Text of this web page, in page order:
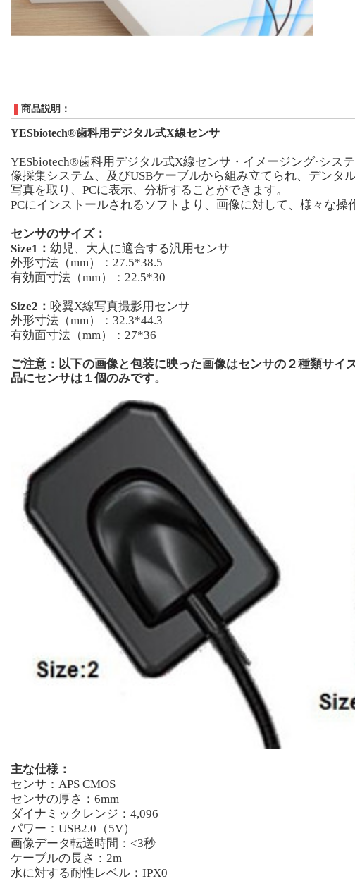
商品説明：
YESbiotech®歯科用デジタル式X線センサ
YESbiotech®歯科用デジタル式X線センサ ・イメージング·シス
像採集システム、及びUSBケーブルから組み立てられ、デンタ
写真を取り、 PCに表示、分析することができます。
PCにインストールされる ソフトより、画像に対して、様々な操
センサのサイズ：
Size1 ： 幼児、大人に適合する汎用センサ
外形寸法（mm）：27.5*38.5
有効面寸法（mm）：22.5*30
Size2： 咬翼X線写真撮影用センサ
外形寸法（mm）：32.3*44.3
有効面寸法（mm）：27*36
ご注意：以下の画像と包装に映った画像はセンサの２種類サイ
品にセンサは１個のみです。
主な仕様：
センサ：APS CMOS
センサの厚さ：6mm
ダイナミックレンジ：4,096
パワー：USB2.0（5V）
画像データ転送時間：<3秒
ケーブルの長さ：2m
水に対する耐性レベル ： IPX0